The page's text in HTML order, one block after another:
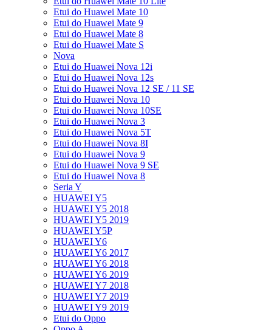
Etui do Huawei Mate 10
Etui do Huawei Mate 9
Etui do Huawei Mate 8
Etui do Huawei Mate S
Nova
Etui do Huawei Nova 12i
Etui do Huawei Nova 12s
Etui do Huawei Nova 12 SE / 11 SE
Etui do Huawei Nova 10
Etui do Huawei Nova 10SE
Etui do Huawei Nova 3
Etui do Huawei Nova 5T
Etui do Huawei Nova 8I
Etui do Huawei Nova 9
Etui do Huawei Nova 9 SE
Etui do Huawei Nova 8
Seria Y
HUAWEI Y5
HUAWEI Y5 2018
HUAWEI Y5 2019
HUAWEI Y5P
HUAWEI Y6
HUAWEI Y6 2017
HUAWEI Y6 2018
HUAWEI Y6 2019
HUAWEI Y7 2018
HUAWEI Y7 2019
HUAWEI Y9 2019
Etui do Oppo